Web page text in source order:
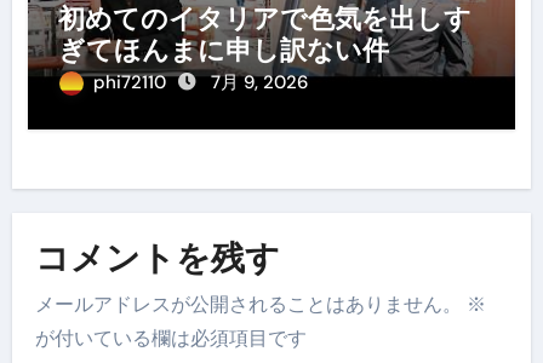
初めてのイタリアで色気を出しす
ぎてほんまに申し訳ない件
phi72110 7月 9, 2026
コメントを残す
メールアドレスが公開されることはありません。
※
が付いている欄は必須項目です